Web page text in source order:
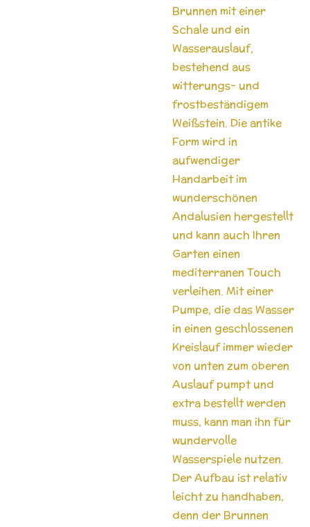
Brunnen mit einer
Schale und ein
Wasserauslauf,
bestehend aus
witterungs- und
frostbeständigem
Weißstein. Die antike
Form wird in
aufwendiger
Handarbeit im
wunderschönen
Andalusien hergestellt
und kann auch Ihren
Garten einen
mediterranen Touch
verleihen. Mit einer
Pumpe, die das Wasser
in einen geschlossenen
Kreislauf immer wieder
von unten zum oberen
Auslauf pumpt und
extra bestellt werden
muss, kann man ihn für
wundervolle
Wasserspiele nutzen.
Der Aufbau ist relativ
leicht zu handhaben,
denn der Brunnen